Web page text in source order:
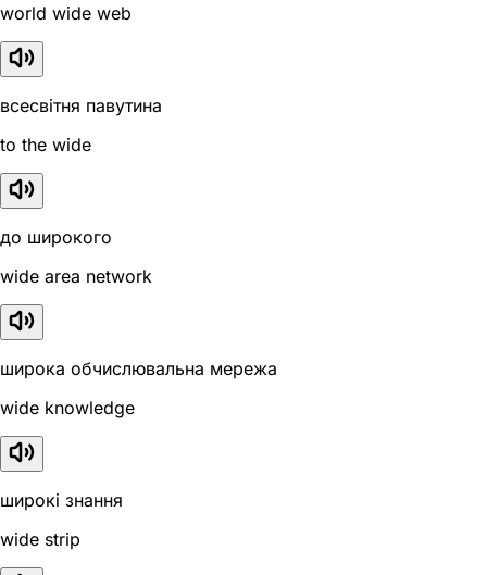
world wide web
всесвітня павутина
to the wide
до широкого
wide area network
широка обчислювальна мережа
wide knowledge
широкі знання
wide strip